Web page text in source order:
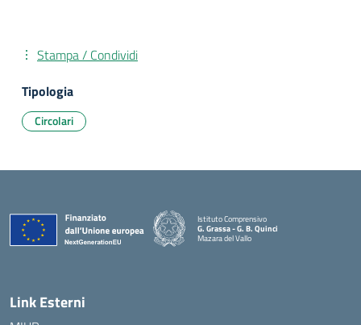
Stampa / Condividi
Tipologia
Circolari
Istituto Comprensivo
G. Grassa - G. B. Quinci
Mazara del Vallo
Link Esterni